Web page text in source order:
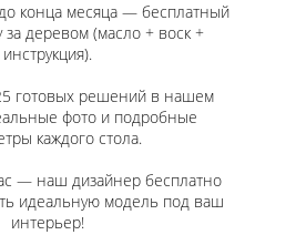
конца месяца — бесплатный
за деревом (масло + воск +
инструкция).
готовых решений в нашем
фото и подробные
каждого стола.
— наш дизайнер бесплатно
идеальную модель под ваш
интерьер!